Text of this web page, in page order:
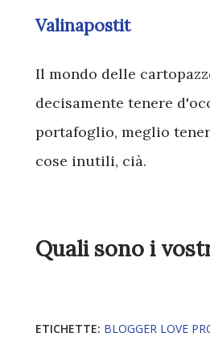
Valinapostit
Il mondo delle
decisamente tenere
portafoglio, meglio
cose inutili, cià.
Quali sono i
ETICHETTE: BLOGGER LOVE